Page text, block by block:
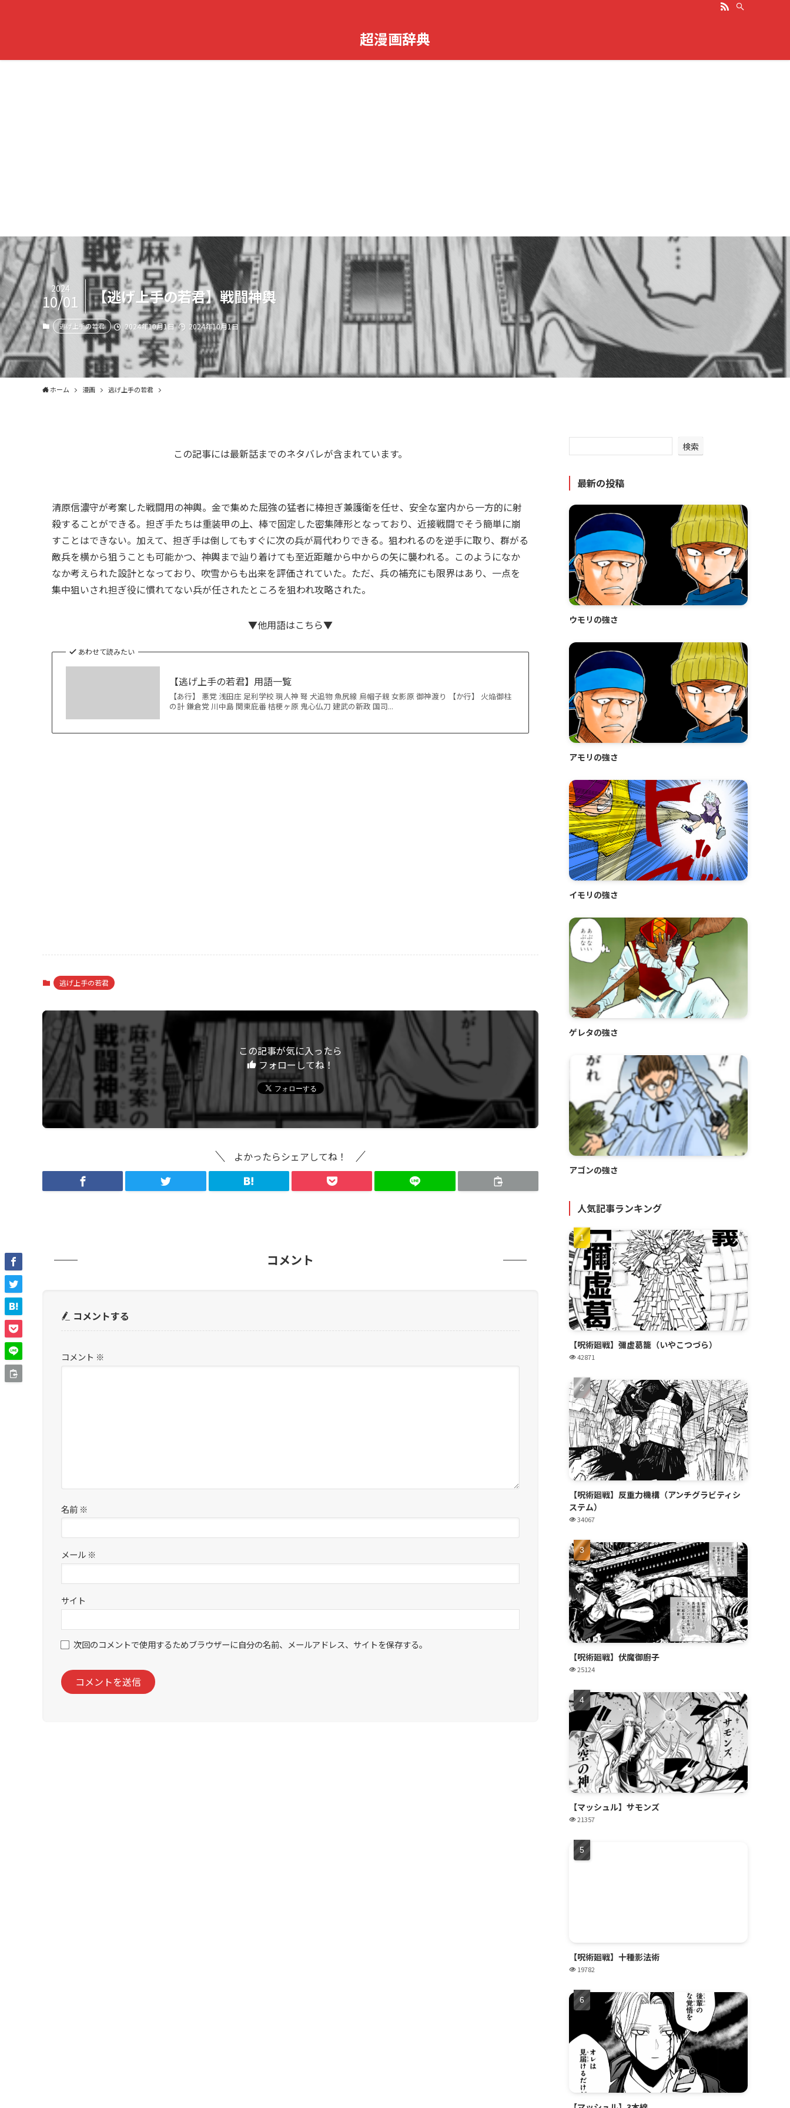
超漫画辞典
【逃げ上手の若君】戦闘神輿
2024
10/01
逃げ上手の若君 2024年10月1日 2024年10月1日
ホーム 漫画 逃げ上手の若君
この記事には最新話までのネタバレが含まれています。
清原信濃守が考案した戦闘用の神輿。金で集めた屈強の猛者に棒担ぎ兼護衛を任せ、安全な室内から一方的に射
殺することができる。担ぎ手たちは重装甲の上、棒で固定した密集陣形となっており、近接戦闘でそう簡単に崩
すことはできない。加えて、担ぎ手は倒してもすぐに次の兵が肩代わりできる。狙われるのを逆手に取り、群がる
敵兵を横から狙うことも可能かつ、神輿まで辿り着けても至近距離から中からの矢に襲われる。このようになか
なか考えられた設計となっており、吹雪からも出来を評価されていた。ただ、兵の補充にも限界はあり、一点を
集中狙いされ担ぎ役に慣れてない兵が任されたところを狙われ攻略された。
▼他用語はこちら▼
あわせて読みたい
【逃げ上手の若君】用語一覧
【あ行】 悪党 浅田庄 足利学校 現人神 弩 犬追物 魚尻線 烏帽子親 女影原 御神渡り 【か行】 火焔御柱
の計 鎌倉党 川中島 関東庇番 桔梗ヶ原 鬼心仏刀 建武の新政 国司...
逃げ上手の若君
この記事が気に入ったら
フォローしてね！
よかったらシェアしてね！
コメント
コメントする
コメント ※
名前 ※
メール ※
サイト
次回のコメントで使用するためブラウザーに自分の名前、メールアドレス、サイトを保存する。
検索
最新の投稿
ウモリの強さ
アモリの強さ
イモリの強さ
ゲレタの強さ
アゴンの強さ
人気記事ランキング
【呪術廻戦】彌虚葛籠（いやこつづら）
42871
【呪術廻戦】反重力機構（アンチグラビティシ
ステム）
34067
【呪術廻戦】伏魔御廚子
25124
【マッシュル】サモンズ
21357
【呪術廻戦】十種影法術
19782